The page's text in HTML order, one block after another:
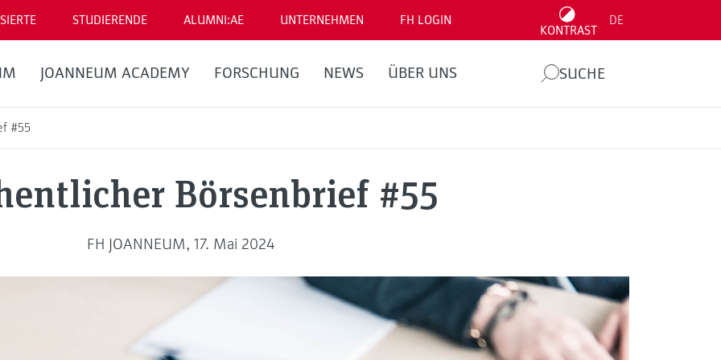
STUDIERENDE ALUMNI:AE UNTERNEHMEN FH LOGIN
KONTRAST
DE
JOANNEUM ACADEMY FORSCHUNG NEWS ÜBER UNS SUCHE
#55
Börsenbrief #55
FH JOANNEUM, 17. Mai 2024